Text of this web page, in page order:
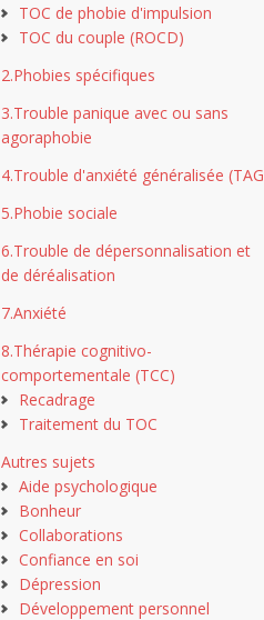
TOC de phobie d'impulsion
TOC du couple (ROCD)
2.Phobies spécifiques
3.Trouble panique avec ou sans
agoraphobie
4.Trouble d'anxiété généralisée
5.Phobie sociale
6.Trouble de dépersonnalisation et
de déréalisation
7.Anxiété
8.Thérapie cognitivo-
comportementale (TCC)
Recadrage
Traitement du TOC
Autres sujets
Aide psychologique
Bonheur
Collaborations
Confiance en soi
Dépression
Développement personnel